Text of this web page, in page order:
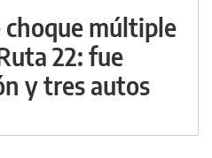
múltiple
22: fue
y tres autos